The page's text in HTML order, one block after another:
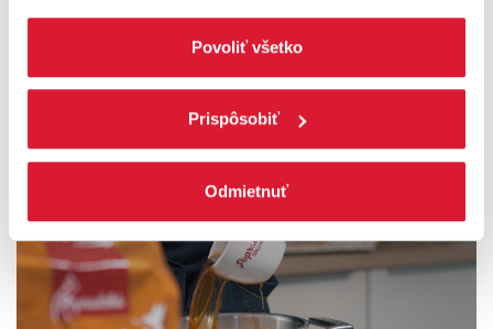
zamietnuť, upravte preferencie kliknutím na tlačítko
Povoliť všetko
Prispôsobiť
Odmietnuť
Potom v samostatnom hrnci zohrejte mlieko
pod bod varu a za stáleho miešania ho
vlejte k žĺtkovej zmesi. Celú ju potom prelejte späť do
hrnca a uvarte hladký krém.